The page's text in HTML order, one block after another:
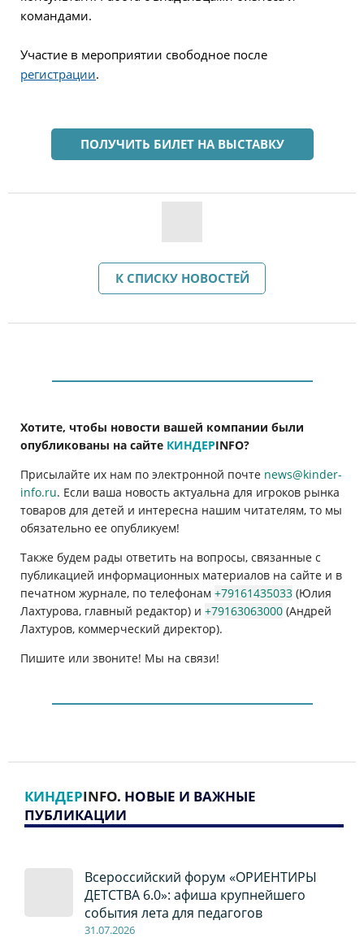
командами.
Участие в мероприятии свободное после
регистрации.
ПОЛУЧИТЬ БИЛЕТ НА ВЫСТАВКУ
К СПИСКУ НОВОСТЕЙ
Хотите, чтобы новости вашей компании были
опубликованы на сайте КИНДЕРINFO?
Присылайте их нам по электронной почте news@kinder-
info.ru. Если ваша новость актуальна для игроков рынка
товаров для детей и интересна нашим читателям, то мы
обязательно ее опубликуем!
Также будем рады ответить на вопросы, связанные с
публикацией информационных материалов на сайте и в
печатном журнале, по телефонам +79161435033 (Юлия
Лахтурова, главный редактор) и +79163063000 (Андрей
Лахтуров, коммерческий директор).
Пишите или звоните! Мы на связи!
КИНДЕРINFO. НОВЫЕ И ВАЖНЫЕ
ПУБЛИКАЦИИ
Всероссийский форум «ОРИЕНТИРЫ
ДЕТСТВА 6.0»: афиша крупнейшего
события лета для педагогов
31.07.2026